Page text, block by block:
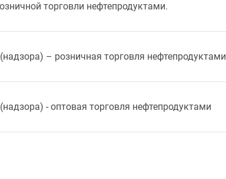
торговли нефтепродуктами.
– розничная торговля нефтепродуктами
- оптовая торговля нефтепродуктами